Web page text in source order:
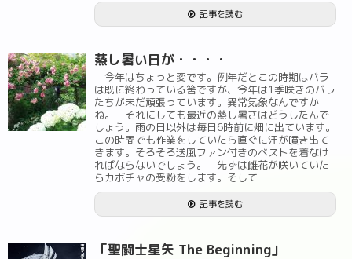
記事を読む
蒸し暑い日が・・・・
今年はちょっと変です。例年だとこの時期はバラ
は既に終わっている筈ですが、今年は1季咲きのバラ
たちが未だ頑張っています。異常気象なんですか
ね。 それにしても最近の蒸し暑さはどうしたんで
しょう。雨の日以外は毎日6時前に畑に出ています。
この時間でも作業をしていたら直ぐに汗が噴き出て
きます。そろそろ送風ファン付きのベストを着なけ
ればならないでしょう。 先ずは雌花が咲いていた
らカボチャの受粉をします。そして
記事を読む
「聖闘士星矢 The Beginning」